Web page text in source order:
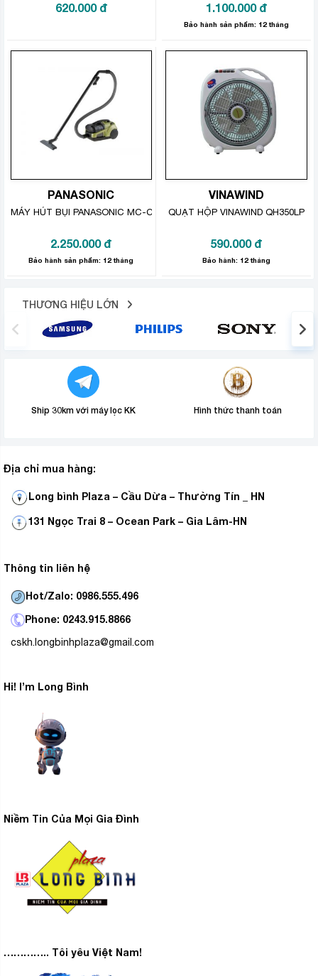
620.000 đ 1.100.000 đ
Bảo hành sản phẩm: 12 tháng
PANASONIC
MÁY HÚT BỤI PANASONIC MC-CL571GN49 1600W
2.250.000 đ
Bảo hành sản phẩm: 12 tháng
VINAWIND
QUẠT HỘP VINAWIND QH350LP
590.000 đ
Bảo hành: 12 tháng
THƯƠNG HIỆU LỚN
Ship 30km với máy lọc KK Hình thức thanh toán
Địa chỉ mua hàng:
Long bình Plaza – Cầu Dừa – Thường Tín _ HN
131 Ngọc Trai 8 – Ocean Park – Gia Lâm-HN
Thông tin liên hệ
Hot/Zalo: 0986.555.496
Phone: 0243.915.8866
cskh.longbinhplaza@gmail.com
Hi! I’m Long Bình
Niềm Tin Của Mọi Gia Đình
………….. Tôi yêu Việt Nam!